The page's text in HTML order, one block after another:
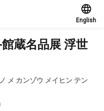
English
蔵名品展 浮世
メ カンゾウ メイヒン テン